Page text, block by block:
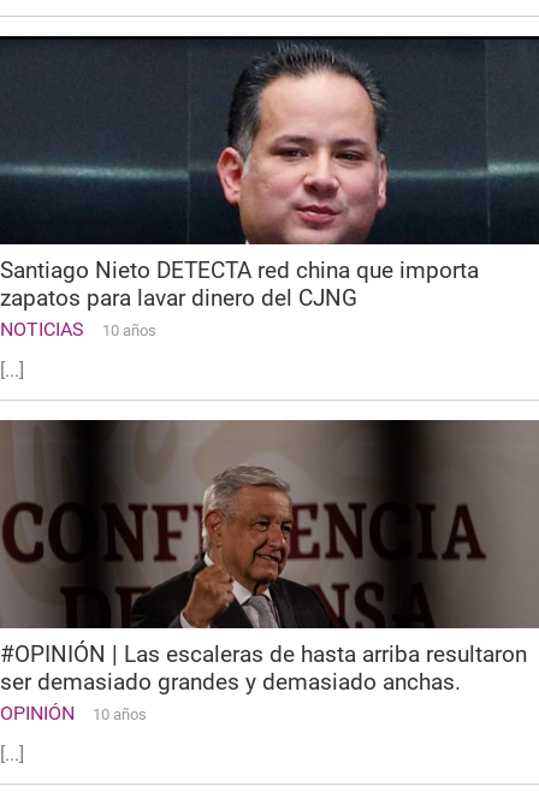
Santiago Nieto DETECTA red china que importa
zapatos para lavar dinero del CJNG
NOTICIAS 10 años
[...]
#OPINIÓN | Las escaleras de hasta arriba resultaron
ser demasiado grandes y demasiado anchas.
OPINIÓN 10 años
[...]